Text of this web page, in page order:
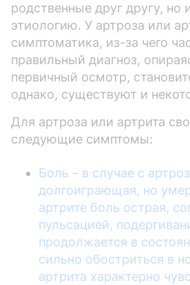
родственные друг другу,
этиологию. У артроза или
симптоматика, из-за чего
правильный диагноз,
первичный осмотр,
однако, существуют и
Для артроза или артрита
следующие симптомы:
Боль – в случае с
долгоиграющая, но
артрите боль острая,
пульсацией,
продолжается в
сильно обостриться в
артрита характерно